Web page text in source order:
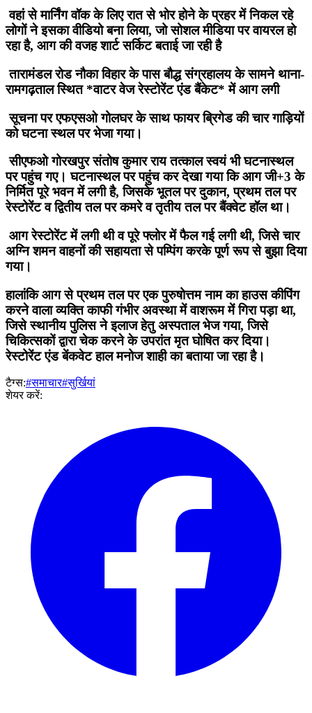
वहां से मार्निंग वॉक के लिए रात से भोर होने के प्रहर में निकल रहे
लोगों ने इसका वीडियो बना लिया, जो सोशल मीडिया पर वायरल हो
रहा है, आग की वजह शार्ट सर्किट बताई जा रही है
तारामंडल रोड नौका विहार के पास बौद्ध संग्रहालय के सामने थाना-
रामगढ़ताल स्थित *वाटर वेज रेस्टोरेंट एंड बैंकेट* में आग लगी
सूचना पर एफएसओ गोलघर के साथ फायर ब्रिगेड की चार गाड़ियों
को घटना स्थल पर भेजा गया।
सीएफओ गोरखपुर संतोष कुमार राय तत्काल स्वयं भी घटनास्थल
पर पहुंच गए। घटनास्थल पर पहुंच कर देखा गया कि आग जी+3 के
निर्मित पूरे भवन में लगी है, जिसके भूतल पर दुकान, प्रथम तल पर
रेस्टोरेंट व द्वितीय तल पर कमरे व तृतीय तल पर बैंक्वेट हॉल था।
आग रेस्टोरेंट में लगी थी व पूरे फ्लोर में फैल गई लगी थी, जिसे चार
अग्नि शमन वाहनों की सहायता से पम्पिंग करके पूर्ण रूप से बुझा दिया
गया।
हालांकि आग से प्रथम तल पर एक पुरुषोत्तम नाम का हाउस कीपिंग
करने वाला व्यक्ति काफी गंभीर अवस्था में वाशरूम में गिरा पड़ा था,
जिसे स्थानीय पुलिस ने इलाज हेतु अस्पताल भेज गया, जिसे
चिकित्सकों द्वारा चेक करने के उपरांत मृत घोषित कर दिया।
रेस्टोरेंट एंड बेंकवेट हाल मनोज शाही का बताया जा रहा है।
टैग्स:#समाचार#सुर्खियां
शेयर करें: